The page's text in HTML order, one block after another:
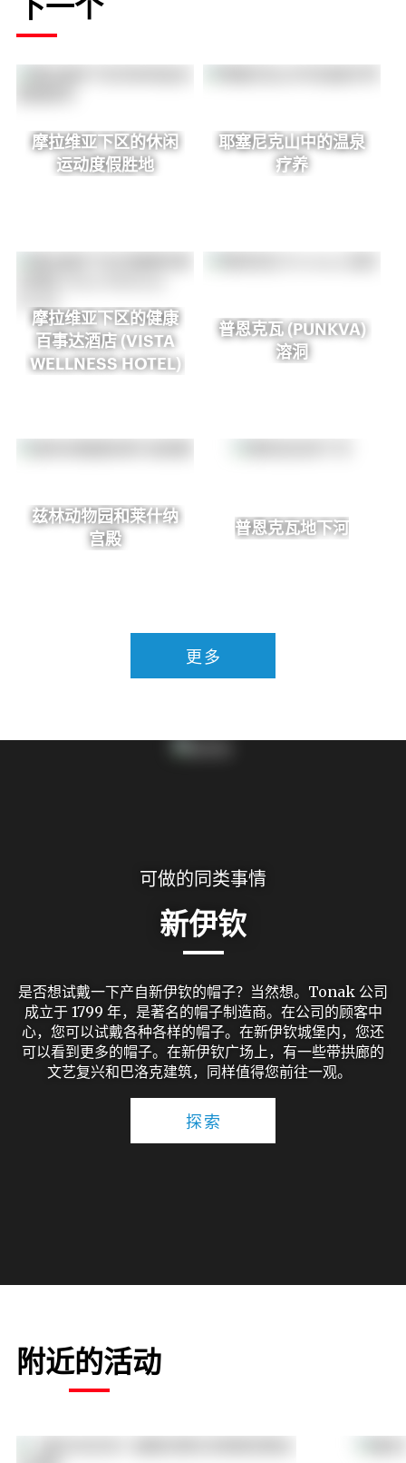
摩拉维亚下区的休闲
运动度假胜地
耶塞尼克山中的温泉
疗养
摩拉维亚下区的健康
百事达酒店 (VISTA
WELLNESS HOTEL)
普恩克瓦 (PUNKVA)
溶洞
兹林动物园和莱什纳
宫殿
普恩克瓦地下河
更多
可做的同类事情
新伊钦
是否想试戴一下产自新伊钦的帽子？当然想。Tonak 公司
成立于 1799 年，是著名的帽子制造商。在公司的顾客中
心，您可以试戴各种各样的帽子。在新伊钦城堡内，您还
可以看到更多的帽子。在新伊钦广场上，有一些带拱廊的
文艺复兴和巴洛克建筑，同样值得您前往一观。
探索
附近的活动